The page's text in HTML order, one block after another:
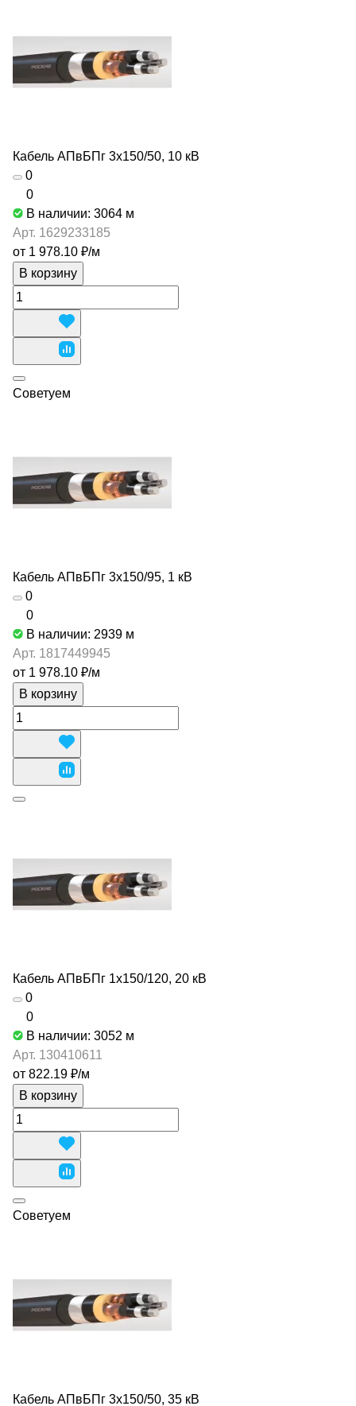
Кабель АПвБПг 3х150/50, 10 кВ
0
0
В наличии: 3064 м
Арт. 1629233185
от 1 978.10 ₽/м
В корзину
Советуем
Кабель АПвБПг 3х150/95, 1 кВ
0
0
В наличии: 2939 м
Арт. 1817449945
от 1 978.10 ₽/м
В корзину
Кабель АПвБПг 1х150/120, 20 кВ
0
0
В наличии: 3052 м
Арт. 130410611
от 822.19 ₽/м
В корзину
Советуем
Кабель АПвБПг 3х150/50, 35 кВ